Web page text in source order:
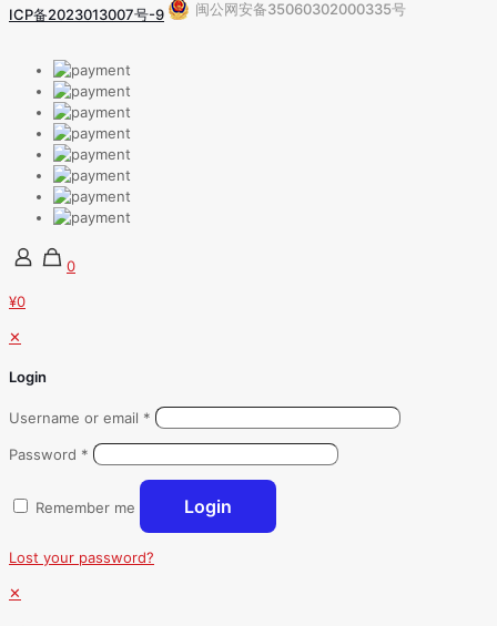
ICP备2023013007号-9
闽公网安备35060302000335号
0
¥0
✕
Login
Username or email *
Password *
Remember me Login
Lost your password?
✕